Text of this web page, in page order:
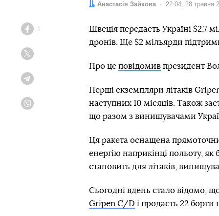
Автор:
Анастасія Зайкова Дата:
22:04, 28 травня
Facebook
1
Швеція передасть Україні $2,7
дронів. Ще $2 мільярди
Про це повідомив президент
Перші екземпляри літаків
наступних 10 місяців. Також
що разом з винищувачами
Ця ракета оснащена
енергію наприкінці польоту, як
становить для літаків,
Сьогодні вдень стало відомо,
Gripen C/D і продасть 22 борти